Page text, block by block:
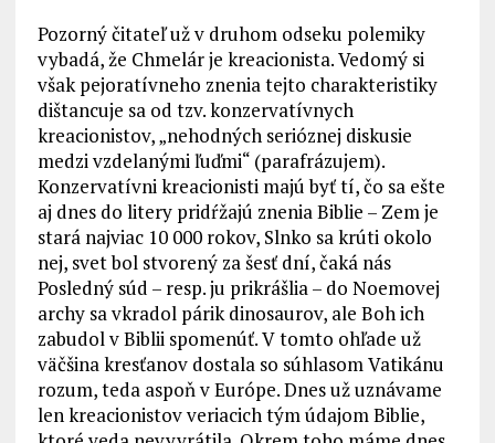
Pozorný čitateľ už v druhom odseku polemiky
vybadá, že Chmelár je kreacionista. Vedomý si
však pejoratívneho znenia tejto charakteristiky
dištancuje sa od tzv. konzervatívnych
kreacionistov, „nehodných serióznej diskusie
medzi vzdelanými ľuďmi“ (parafrázujem).
Konzervatívni kreacionisti majú byť tí, čo sa ešte
aj dnes do litery pridŕžajú znenia Biblie – Zem je
stará najviac 10 000 rokov, Slnko sa krúti okolo
nej, svet bol stvorený za šesť dní, čaká nás
Posledný súd – resp. ju prikrášlia – do Noemovej
archy sa vkradol párik dinosaurov, ale Boh ich
zabudol v Biblii spomenúť. V tomto ohľade už
väčšina kresťanov dostala so súhlasom Vatikánu
rozum, teda aspoň v Európe. Dnes už uznávame
len kreacionistov veriacich tým údajom Biblie,